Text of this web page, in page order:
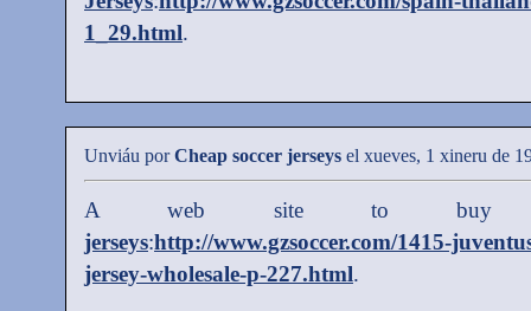
1_29.html.
Unviáu porCheap soccer jerseys el xueves, 1 xineru de
A web site to
jerseys:http://www.gzsoccer.com/1415-
jersey-wholesale-p-227.html.